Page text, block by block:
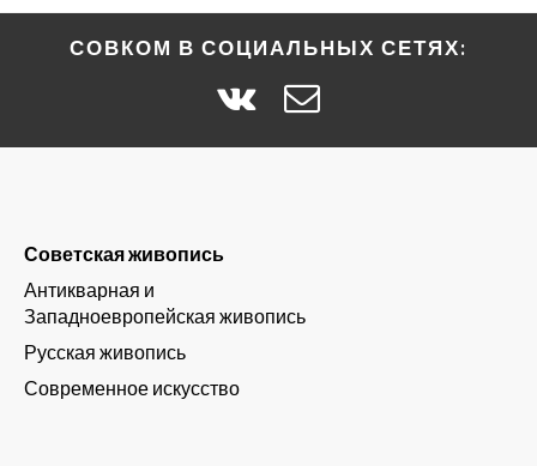
СОВКОМ В СОЦИАЛЬНЫХ СЕТЯХ:
Советская живопись
Антикварная и
Западноевропейская живопись
Русская живопись
Современное искусство